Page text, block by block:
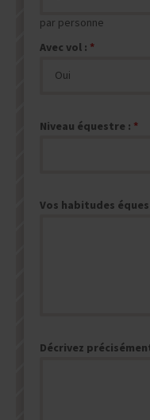
par personne
Avec vol :
Niveau équestre :
Vos habitudes
Décrivez